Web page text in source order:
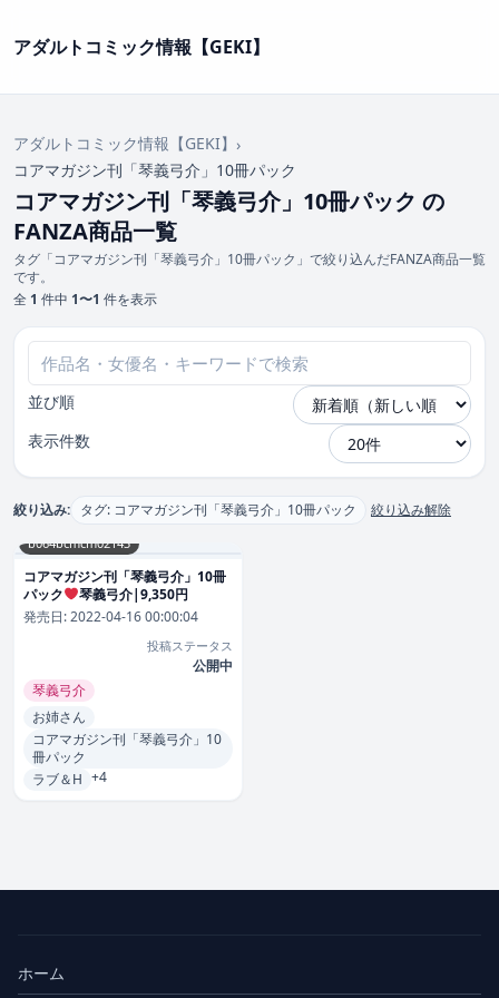
アダルトコミック情報【GEKI】
アダルトコミック情報【GEKI】 ›
コアマガジン刊「琴義弓介」10冊パック
コアマガジン刊「琴義弓介」10冊パック の
FANZA商品一覧
タグ「コアマガジン刊「琴義弓介」10冊パック」で絞り込んだFANZA商品一覧
です。
全 1 件中 1〜1 件を表示
並び順
表示件数
絞り込み: タグ: コアマガジン刊「琴義弓介」10冊パック 絞り込み解除
b064bcmcm02143
コアマガジン刊「琴義弓介」10冊
パック
琴義弓介|9,350円
発売日:2022-04-16 00:00:04
投稿ステータス
公開中
琴義弓介
お姉さん
コアマガジン刊「琴義弓介」10
冊パック
ラブ＆H +4
ホーム